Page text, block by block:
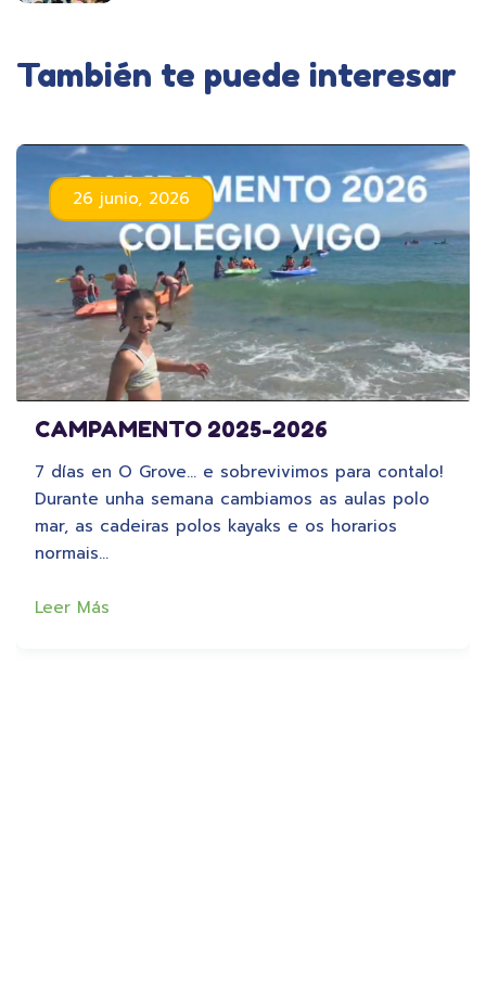
También te puede interesar
26 junio, 2026
CAMPAMENTO 2025-2026
7 días en O Grove… e sobrevivimos para contalo!
Durante unha semana cambiamos as aulas polo
mar, as cadeiras polos kayaks e os horarios
normais…
Leer Más